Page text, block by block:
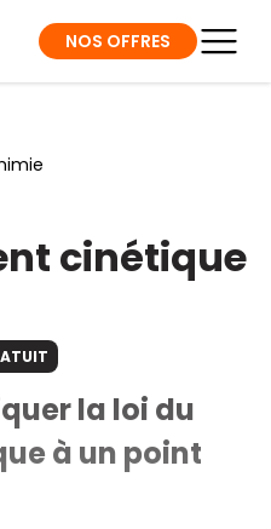
NOS OFFRES
cinétique
la loi du
à un point